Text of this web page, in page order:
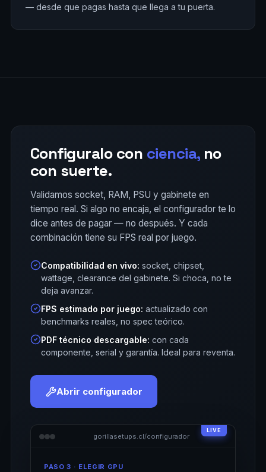
— desde que pagas hasta que llega a tu puerta.
Configuralo con ciencia,no
con suerte.
Validamos socket, RAM, PSU y gabinete en
tiempo real. Si algo no encaja, el configurador te lo
dice antes de pagar — no después. Y cada
combinación tiene su FPS real por juego.
Compatibilidad en vivo: socket, chipset,
wattage, clearance del gabinete. Si choca, no te
deja avanzar.
FPS estimado por juego: actualizado con
benchmarks reales, no spec teórico.
PDF técnico descargable: con cada
componente, serial y garantía. Ideal para reventa.
Abrir configurador
gorillasetups.cl/configurador
PASO 3 · ELEGIR GPU